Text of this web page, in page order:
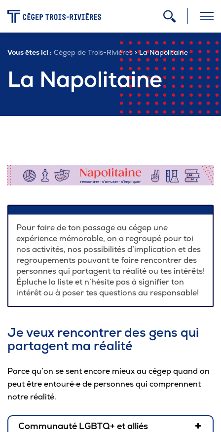
Programmes
Admission
Formation continue
Carrière
Pour les entreprises
Le cégep
Services à la population
Stages et emplois pour étudiants
Communications
Liens utiles
Vous êtes ici : Cégep de Trois-Rivières > La Napolitaine
La Napolitaine
Pour faire de ton passage au cégep une
expérience mémorable, on a regroupé pour toi
nos activités, nos possibilités d’implication et des
regroupements pouvant te faire rencontrer des
personnes qui partagent ta réalité ou tes intérêts!
Épluche la liste et n’hésite pas à signifier ton
intérêt ou à poser tes questions au responsable!
Je veux rencontrer des gens qui
partagent ma réalité
Parce qu’on se sent encore mieux au cégep quand on
peut être entouré·e de personnes qui comprennent
notre réalité.
Communauté LGBTQ+ et alliés